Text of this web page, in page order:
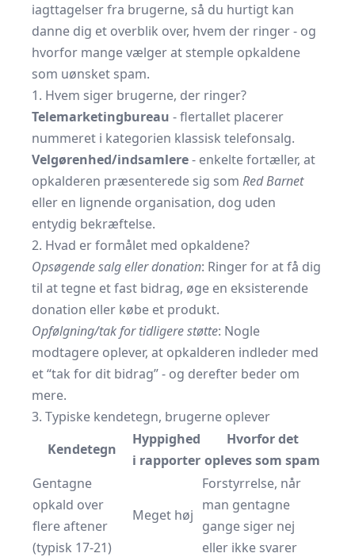
iagttagelser fra brugerne, så du hurtigt kan
danne dig et overblik over, hvem der ringer - og
hvorfor mange vælger at stemple opkaldene
som uønsket spam.
1. Hvem siger brugerne, der ringer?
Telemarketingbureau - flertallet placerer
nummeret i kategorien klassisk telefonsalg.
Velgørenhed/indsamlere- enkelte fortæller, at
opkalderen præsenterede sig som Red Barnet
eller en lignende organisation, dog uden
entydig bekræftelse.
2. Hvad er formålet med opkaldene?
Opsøgende salg eller donation: Ringer for at få dig
til at tegne et fast bidrag, øge en eksisterende
donation eller købe et produkt.
Opfølgning/tak for tidligere støtte: Nogle
modtagere oplever, at opkalderen indleder med
et “tak for dit bidrag” - og derefter beder om
mere.
3. Typiske kendetegn, brugerne oplever
Kendetegn
Hyppighed
i rapporter
Hvorfor det
opleves som spam
Gentagne
opkald over
flere aftener
(typisk 17-21)
Meget høj
Forstyrrelse, når
man gentagne
gange siger nej
eller ikke svarer